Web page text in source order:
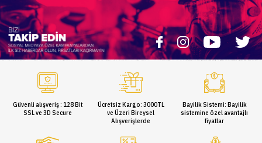
Güvenli alışveriş : 128 Bit
SSL ve 3D Secure
Ücretsiz Kargo: 3000TL
ve Üzeri Bireysel
Alışverişlerde
Bayilik Sistemi: Bayilik
sistemine özel avantajlı
fiyatlar